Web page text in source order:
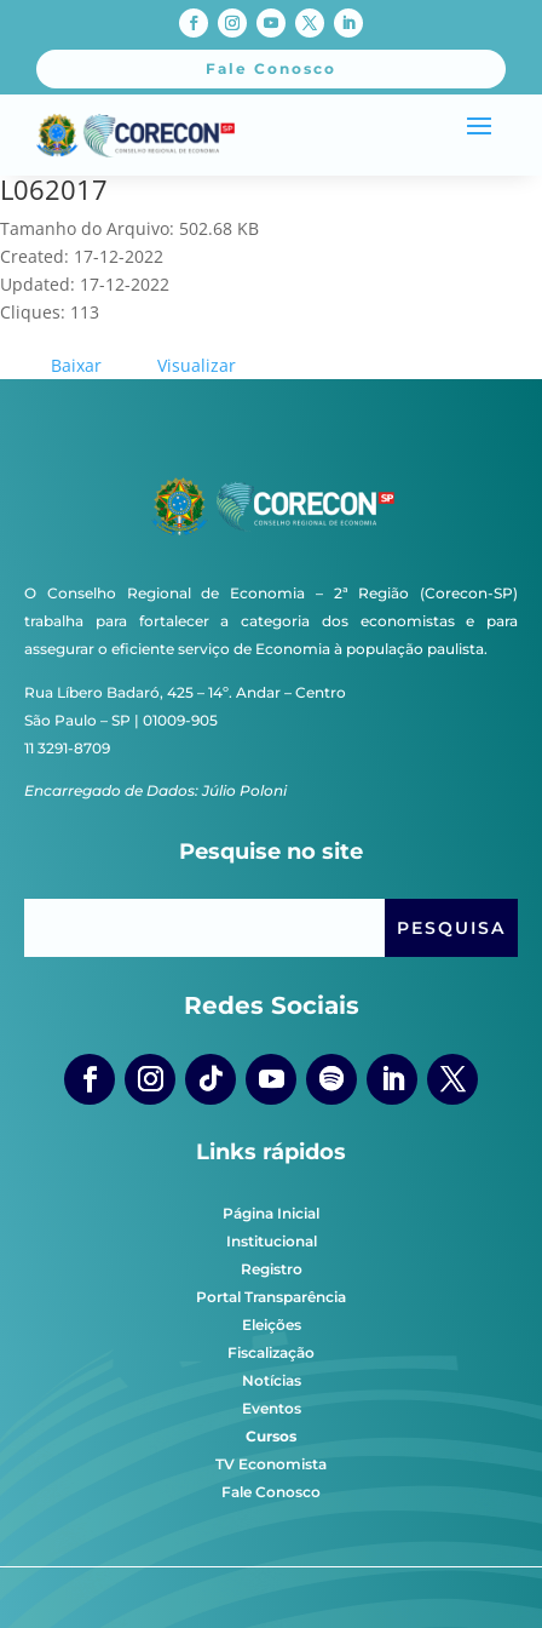
Fale Conosco
L062017
Tamanho do Arquivo: 502.68 KB
Created: 17-12-2022
Updated: 17-12-2022
Cliques: 113
Baixar Visualizar
O Conselho Regional de Economia – 2ª Região (Corecon-SP)
trabalha para fortalecer a categoria dos economistas e para
assegurar o eficiente serviço de Economia à população paulista.
Rua Líbero Badaró, 425 – 14º. Andar – Centro
São Paulo – SP | 01009-905
11 3291-8709
Encarregado de Dados: Júlio Poloni
Pesquise no site
Redes Sociais
Links rápidos
Página Inicial
Institucional
Registro
Portal Transparência
Eleições
Fiscalização
Notícias
Eventos
Cursos
TV Economista
Fale Conosco